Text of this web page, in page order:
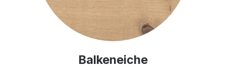
Balkeneiche